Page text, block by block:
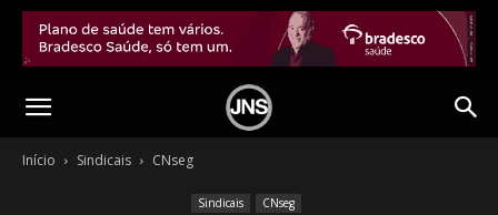
Início Sindicais CNseg
Sindicais CNseg